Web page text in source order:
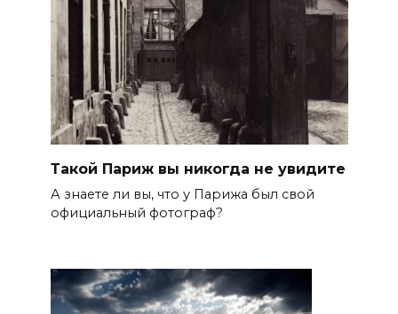
Такой Париж вы никогда не увидите
А знаете ли вы, что у Парижа был свой
официальный фотограф?